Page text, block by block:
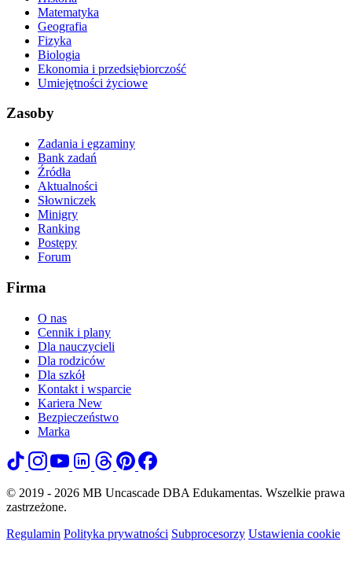
Matematyka
Geografia
Fizyka
Biologia
Ekonomia i przedsiębiorczość
Umiejętności życiowe
Zasoby
Zadania i egzaminy
Bank zadań
Źródła
Aktualności
Słowniczek
Minigry
Ranking
Postępy
Forum
Firma
O nas
Cennik i plany
Dla nauczycieli
Dla rodziców
Dla szkół
Kontakt i wsparcie
Kariera New
Bezpieczeństwo
Marka
© 2019 - 2026 MB Uncascade DBA Edukamentas. Wszelkie prawa
zastrzeżone.
Regulamin Polityka prywatności Subprocesorzy Ustawienia cookie